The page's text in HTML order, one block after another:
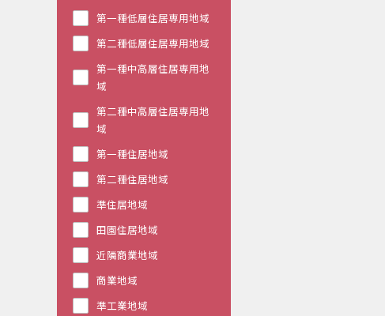
第一種低層住居専用地域
第二種低層住居専用地域
第一種中高層住居専用地
域
第二種中高層住居専用地
域
第一種住居地域
第二種住居地域
準住居地域
田園住居地域
近隣商業地域
商業地域
準工業地域